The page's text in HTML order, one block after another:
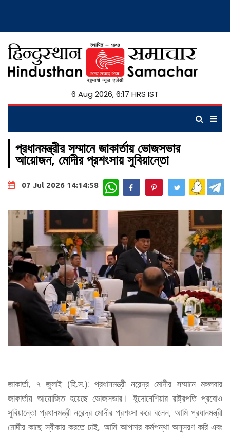
6 Aug 2026, 6:17 HRS IST
প্রধানমন্ত্রীর সম্মানে জাকার্তায় ভোজসভার
আয়োজন, মোদীর প্রশংসায় সুবিয়ান্তো
07 Jul 2026 14:14:58 WhatsApp
জাকার্তা, ৭ জুলাই (হি.স.): প্রধানমন্ত্রী নরেন্দ্র মোদীর সম্মানে মঙ্গলবার
জাকার্তায় আয়োজিত হয়েছে ভোজসভার। ইন্দোনেশিয়ার রাষ্ট্রপতি প্রবোও
সুবিয়ান্তো প্রধানমন্ত্রী নরেন্দ্র মোদীর প্রশংসা করে বলেন, আমি প্রধানমন্ত্রী
মোদীর কাছে স্বীকার করতে চাই, আমি আপনার কর্মপন্থা অনুসরণ করি এবং